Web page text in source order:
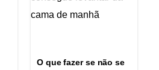
O que fazer se não se